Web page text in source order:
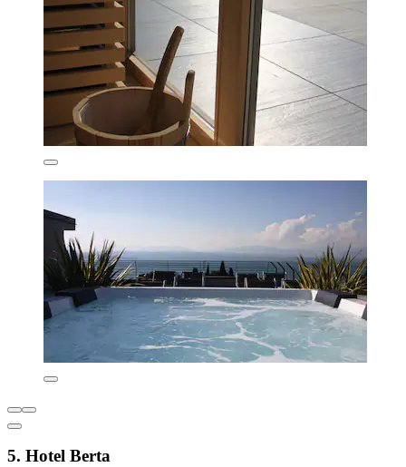
5. Hotel Berta